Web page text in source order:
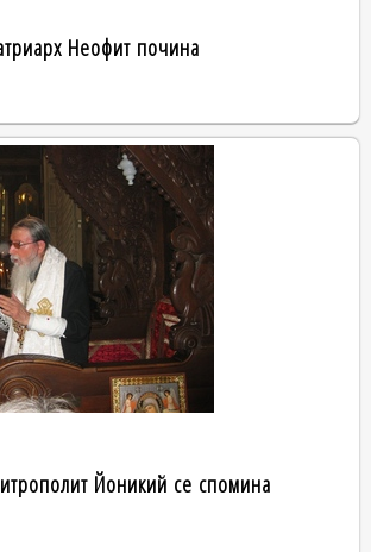
Неофит почина
Йоникий се спомина